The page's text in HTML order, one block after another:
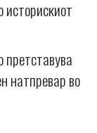
историскиот
натпревар во